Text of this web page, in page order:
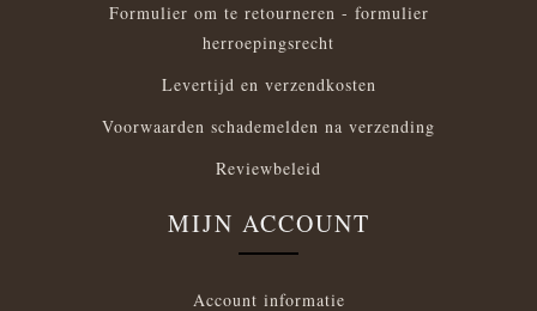
Formulier om te retourneren - formulier
herroepingsrecht
Levertijd en verzendkosten
Voorwaarden schademelden na verzending
Reviewbeleid
MIJN ACCOUNT
Account informatie